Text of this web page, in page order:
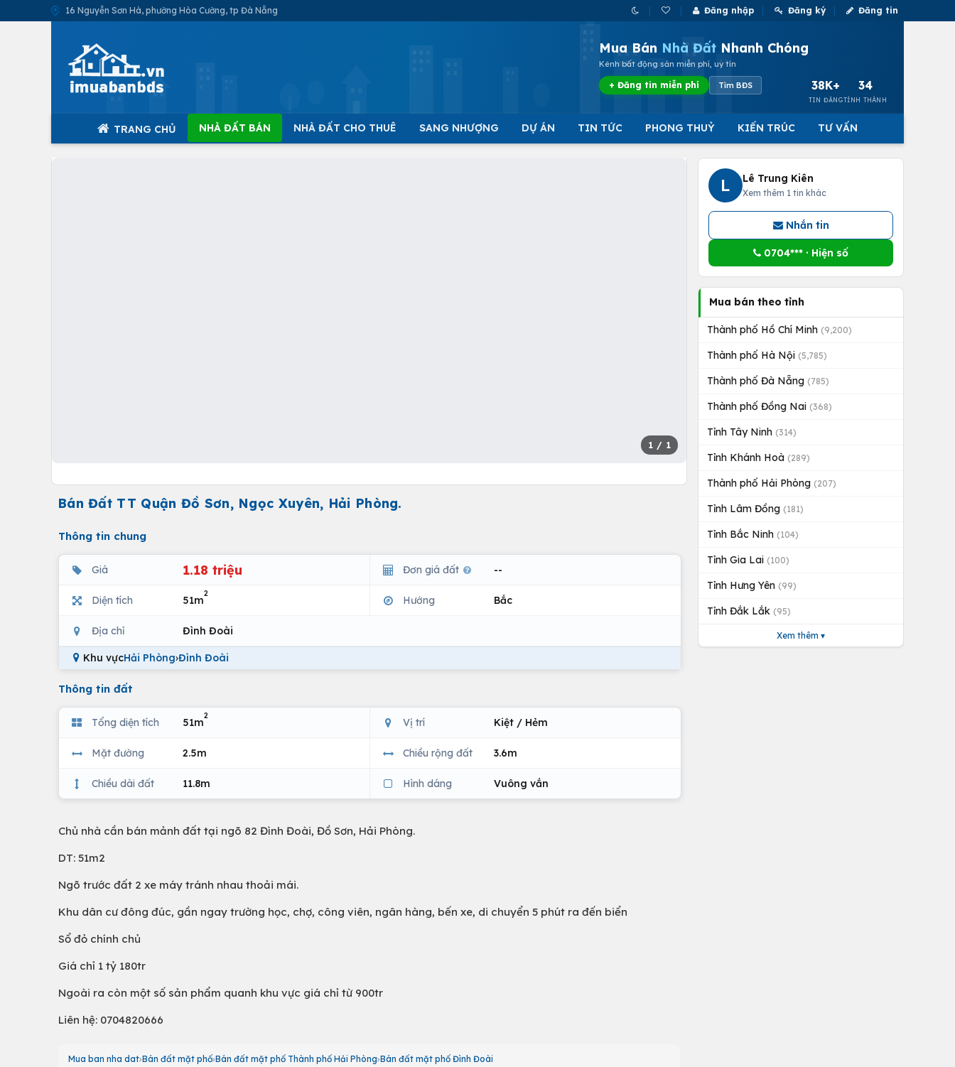
16 Nguyễn Sơn Hà, phường Hòa Cường, tp Đà Nẵng Đăng nhập Đăng ký Đăng tin
Mua Bán Nhà Đất Nhanh Chóng
Kênh bất động sản miễn phí, uy tín
+ Đăng tin miễn phí Tìm BĐS 38K+
TIN ĐĂNG
34
TỈNH THÀNH
TRANG CHỦ NHÀ ĐẤT BÁN NHÀ ĐẤT CHO THUÊ SANG NHƯỢNG DỰ ÁN TIN TỨC PHONG THUỶ KIẾN TRÚC TƯ VẤN
1 / 1
Bán Đất TT Quận Đồ Sơn, Ngọc Xuyên, Hải Phòng.
Thông tin chung
Giá 1.18 triệu Đơn giá đất --
Diện tích 51m
2
Hướng Bắc
Địa chỉ Đình Đoài
Khu vựcHải Phòng›Đình Đoài
Thông tin đất
Tổng diện tích 51m
2
Vị trí Kiệt / Hẻm
Mặt đường 2.5m Chiều rộng đất 3.6m
Chiều dài đất 11.8m Hình dáng Vuông vắn
Chủ nhà cần bán mảnh đất tại ngõ 82 Đình Đoài, Đồ Sơn, Hải Phòng.
DT: 51m2
Ngõ trước đất 2 xe máy tránh nhau thoải mái.
Khu dân cư đông đúc, gần ngay trường học, chợ, công viên, ngân hàng, bến xe, di chuyển 5 phút ra đến biển
Sổ đỏ chính chủ
Giá chỉ 1 tỷ 180tr
Ngoài ra còn một số sản phẩm quanh khu vực giá chỉ từ 900tr
Liên hệ: 0704820666
Mua ban nha dat Bán đất mặt phố Bán đất mặt phố Thành phố Hải Phòng Bán đất mặt phố Đình Đoài
L Lê Trung Kiên
Xem thêm 1 tin khác
Nhắn tin
0704*** · Hiện số
Mua bán theo tỉnh
Thành phố Hồ Chí Minh (9,200)
Thành phố Hà Nội (5,785)
Thành phố Đà Nẵng (785)
Thành phố Đồng Nai (368)
Tỉnh Tây Ninh (314)
Tỉnh Khánh Hoà (289)
Thành phố Hải Phòng (207)
Tỉnh Lâm Đồng (181)
Tỉnh Bắc Ninh (104)
Tỉnh Gia Lai (100)
Tỉnh Hưng Yên (99)
Tỉnh Đắk Lắk (95)
Xem thêm ▾